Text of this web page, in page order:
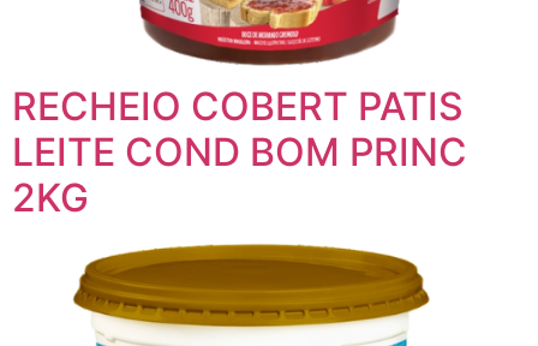
RECHEIO COBERT PATIS
LEITE COND BOM PRINC
2KG